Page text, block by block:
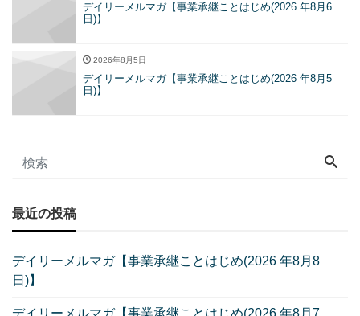
デイリーメルマガ【事業承継ことはじめ(2026 年8月6
日)】
2026年8月5日
デイリーメルマガ【事業承継ことはじめ(2026 年8月5
日)】
最近の投稿
デイリーメルマガ【事業承継ことはじめ(2026 年8月8
日)】
デイリーメルマガ【事業承継ことはじめ(2026 年8月7